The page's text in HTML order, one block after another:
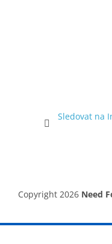
Sledovat na
Copyright 2026 Need